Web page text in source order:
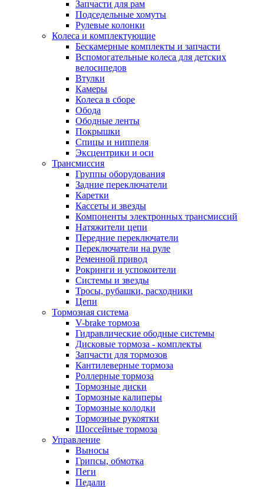
Запчасти для рам
Подседельные хомуты
Рулевые колонки
Колеса и комплектующие
Бескамерные комплекты и запчасти
Вспомогательные колеса для детских
велосипедов
Втулки
Камеры
Колеса в сборе
Обода
Ободные ленты
Покрышки
Спицы и ниппеля
Эксцентрики и оси
Трансмиссия
Группы оборудования
Задние переключатели
Каретки
Кассеты и звезды
Компоненты электронных трансмиссий
Натяжители цепи
Передние переключатели
Переключатели на руле
Ременной привод
Рокринги и успокоители
Системы и звезды
Тросы, рубашки, расходники
Цепи
Тормозная система
V-brake тормоза
Гидравлические ободные системы
Дисковые тормоза - комплекты
Запчасти для тормозов
Кантилеверные тормоза
Роллерные тормоза
Тормозные диски
Тормозные калиперы
Тормозные колодки
Тормозные рукоятки
Шоссейные тормоза
Управление
Выносы
Грипсы, обмотка
Пеги
Педали